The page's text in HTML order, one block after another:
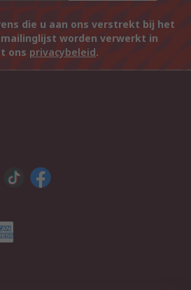
die u aan ons verstrekt bij het
worden verwerkt in
ons privacybeleid.